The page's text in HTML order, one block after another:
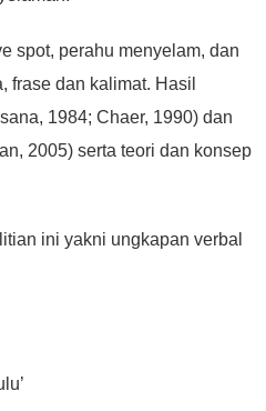
spot, perahu menyelam, dan
frase dan kalimat. Hasil
1984; Chaer, 1990) dan
2005) serta teori dan konsep
ini yakni ungkapan verbal